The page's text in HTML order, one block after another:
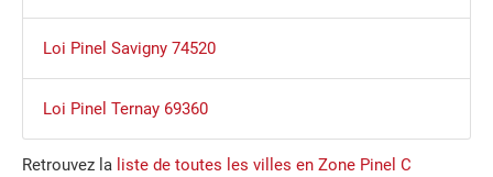
Loi Pinel Savigny 74520
Loi Pinel Ternay 69360
Retrouvez la liste de toutes les villes en Zone Pinel C